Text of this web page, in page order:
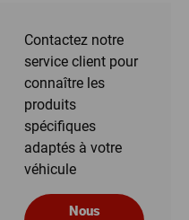
Contactez notre
service client pour
connaître les
produits
spécifiques
adaptés à votre
véhicule
Nous